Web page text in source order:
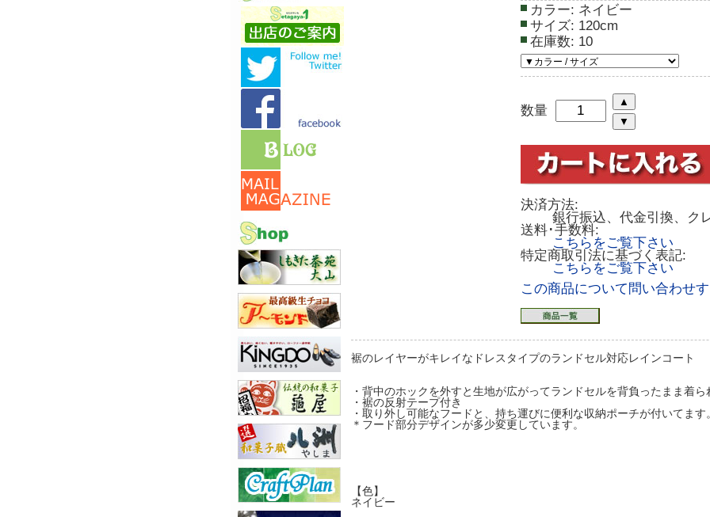
カラー: ネイビー
サイズ: 120cm
在庫数: 10
数量
決済方法:
銀行振込、代金引換、ク
送料･手数料:
こちらをご覧下さい
特定商取引法に基づく表記:
こちらをご覧下さい
この商品について問い合わせ
裾のレイヤーがキレイなドレスタイプのランドセル対応レインコート
・背中のホックを外すと生地が広がってランドセルを背負ったまま着ら
・裾の反射テープ付き
・取り外し可能なフードと、持ち運びに便利な収納ポーチが付いてます
＊フード部分デザインが多少変更しています。
【色】
ネイビー